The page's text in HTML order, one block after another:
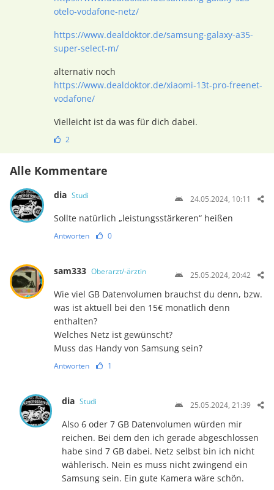
otelo-vodafone-netz/
https://www.dealdoktor.de/samsung-galaxy-a35-
super-select-m/
alternativ noch
https://www.dealdoktor.de/xiaomi-13t-pro-freenet-
vodafone/
Vielleicht ist da was für dich dabei.
2
Alle Kommentare
dia Studi 24.05.2024, 10:11
Sollte natürlich „leistungsstärkeren“ heißen
Antworten 0
sam333 Oberarzt/-ärztin 25.05.2024, 20:42
Wie viel GB Datenvolumen brauchst du denn, bzw.
was ist aktuell bei den 15€ monatlich denn
enthalten?
Welches Netz ist gewünscht?
Muss das Handy von Samsung sein?
Antworten 1
dia Studi 25.05.2024, 21:39
Also 6 oder 7 GB Datenvolumen würden mir
reichen. Bei dem den ich gerade abgeschlossen
habe sind 7 GB dabei. Netz selbst bin ich nicht
wählerisch. Nein es muss nicht zwingend ein
Samsung sein. Ein gute Kamera wäre schön.